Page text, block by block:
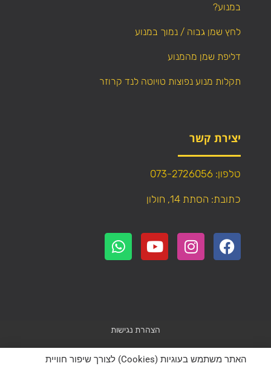
במנוע?
לחץ שמן גבוה / נמוך במנוע
דליפת שמן מהמנוע
תקלות מנוע נפוצות טויוטה לנד קרוזר
יצירת קשר
טלפון: 073-2726056
כתובת: הסתת 14, חולון
הצהרת נגישות
Powered byWebResult
האתר משתמש בעוגיות (Cookies) לצורך שיפור חוויית